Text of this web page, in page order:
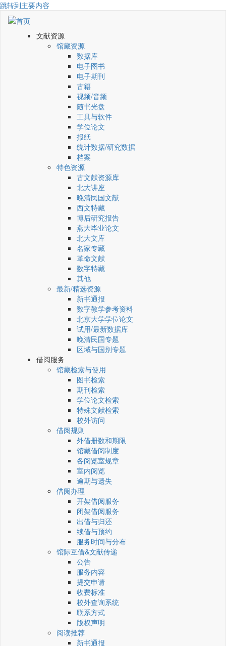
跳转到主要内容
文献资源
馆藏资源
数据库
电子图书
电子期刊
古籍
视频/音频
随书光盘
工具与软件
学位论文
报纸
统计数据/研究数据
档案
特色资源
古文献资源库
北大讲座
晚清民国文献
西文特藏
博后研究报告
燕大毕业论文
北大文库
名家专藏
革命文献
数字特藏
其他
最新/精选资源
新书通报
数字教学参考资料
北京大学学位论文
试用/最新数据库
晚清民国专题
区域与国别专题
借阅服务
馆藏检索与使用
图书检索
期刊检索
学位论文检索
特殊文献检索
校外访问
借阅规则
外借册数和期限
馆藏借阅制度
各阅览室规章
室内阅览
逾期与遗失
借阅办理
开架借阅服务
闭架借阅服务
出借与归还
续借与预约
服务时间与分布
馆际互借&文献传递
公告
服务内容
提交申请
收费标准
校外查询系统
联系方式
版权声明
阅读推荐
新书通报